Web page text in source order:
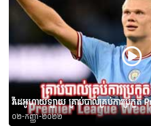
វីដេអូហាយឡាយ គ្រាប់បាល់គ្រប់ការប្រកួត
០២-កញ្ញា-២០២២